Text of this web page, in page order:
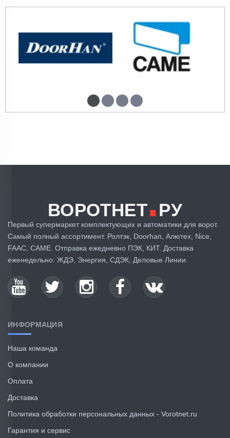
ВОРОТНЕТ.РУ
Первый супермаркет комплектующих и автоматики для ворот.
Самый полный ассортимент. Ролтэк, Doorhan, Алютех, Nice,
FAAC, CAME. Отправка ежедневно ПЭК, КИТ. Доставка
еженедельно: ЖДЭ, Энергия, СДЭК, Деловые Линии.
ИНФОРМАЦИЯ
Наша команда
О компании
Оплата
Доставка
Политика обработки персональных данных - Vorotnet.ru
Гарантия и сервис